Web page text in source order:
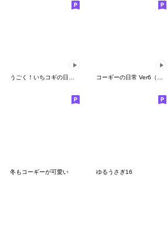
冬もコーギーが可愛い ゆるうさぎ16